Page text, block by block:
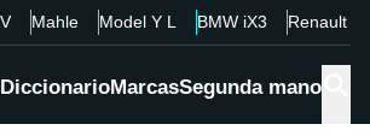
Mahle Model Y L BMW iX3 Renault
DiccionarioMarcasSegunda mano